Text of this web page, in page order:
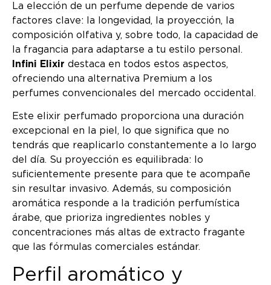
La elección de un perfume depende de varios
factores clave: la longevidad, la proyección, la
composición olfativa y, sobre todo, la capacidad de
la fragancia para adaptarse a tu estilo personal.
Infini Elixir destaca en todos estos aspectos,
ofreciendo una alternativa Premium a los
perfumes convencionales del mercado occidental.
Este elixir perfumado proporciona una duración
excepcional en la piel, lo que significa que no
tendrás que reaplicarlo constantemente a lo largo
del día. Su proyección es equilibrada: lo
suficientemente presente para que te acompañe
sin resultar invasivo. Además, su composición
aromática responde a la tradición perfumística
árabe, que prioriza ingredientes nobles y
concentraciones más altas de extracto fragante
que las fórmulas comerciales estándar.
Perfil aromático y